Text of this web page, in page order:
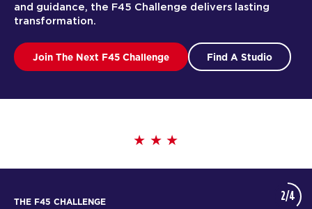
and guidance, the F45 Challenge delivers lasting
transformation.
Join The Next F45 Challenge Find A Studio
THE F45 CHALLENGE 2/4